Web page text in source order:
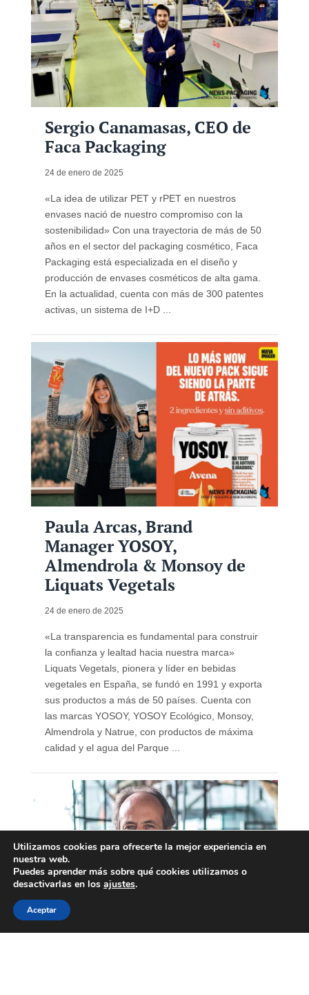
Sergio Canamasas, CEO de
Faca Packaging
24 de enero de 2025
«La idea de utilizar PET y rPET en nuestros
envases nació de nuestro compromiso con la
sostenibilidad» Con una trayectoria de más de 50
años en el sector del packaging cosmético, Faca
Packaging está especializada en el diseño y
producción de envases cosméticos de alta gama.
En la actualidad, cuenta con más de 300 patentes
activas, un sistema de I+D ...
Paula Arcas, Brand
Manager YOSOY,
Almendrola & Monsoy de
Liquats Vegetals
24 de enero de 2025
«La transparencia es fundamental para construir
la confianza y lealtad hacia nuestra marca»
Liquats Vegetals, pionera y líder en bebidas
vegetales en España, se fundó en 1991 y exporta
sus productos a más de 50 países. Cuenta con
las marcas YOSOY, YOSOY Ecológico, Monsoy,
Almendrola y Natrue, con productos de máxima
calidad y el agua del Parque ...
Utilizamos cookies para ofrecerte la mejor experiencia en
nuestra web.
Puedes aprender más sobre qué cookies utilizamos o
desactivarlas en los ajustes.
Aceptar